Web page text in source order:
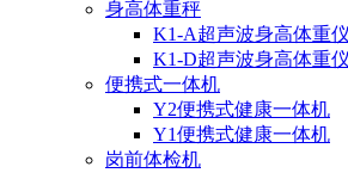
身高体重秤
K1-A超声波身高体重
K1-D超声波身高体重仪
便携式一体机
Y2便携式健康一体机
Y1便携式健康一体机
岗前体检机